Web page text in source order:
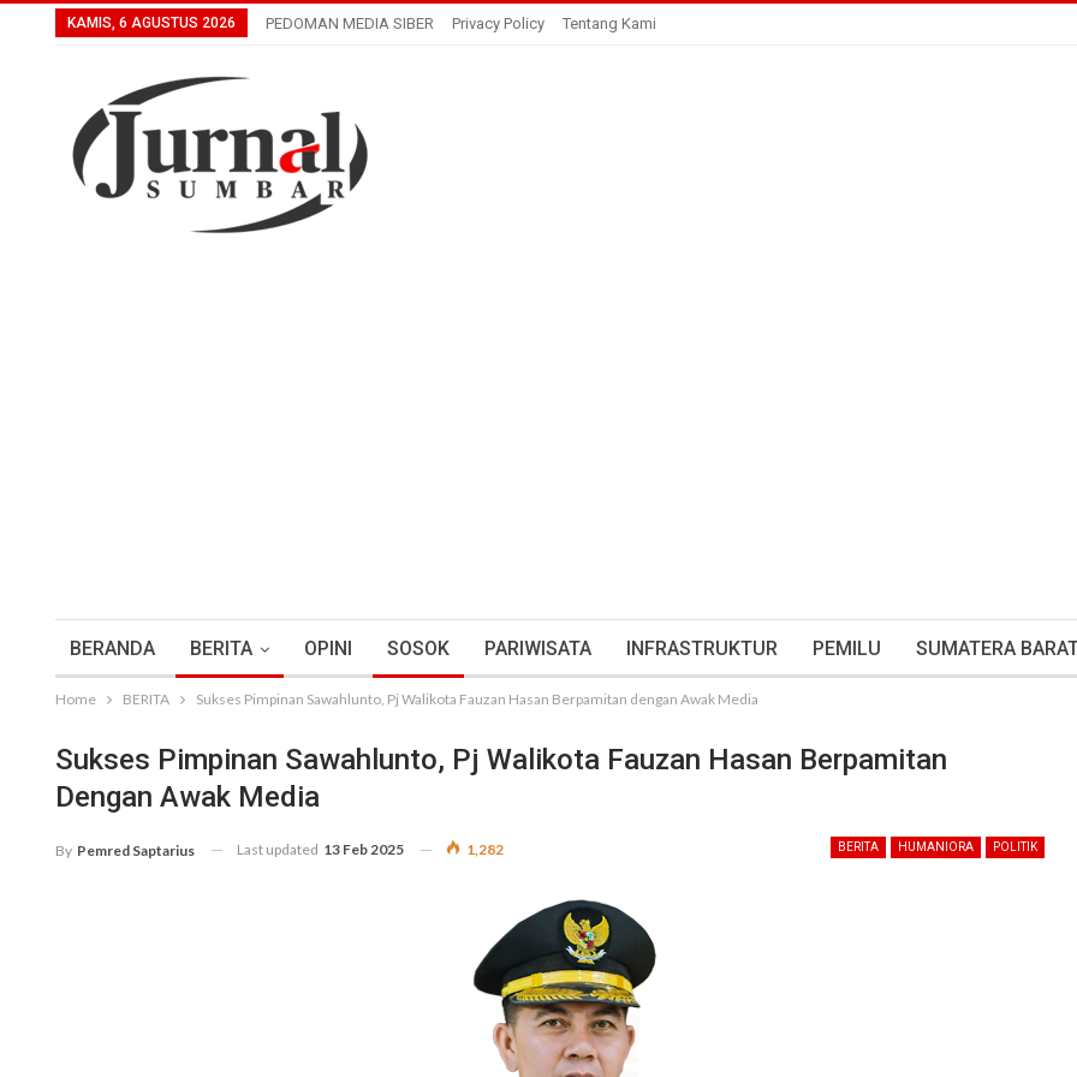
KAMIS, 6 AGUSTUS 2026 PEDOMAN MEDIA SIBER Privacy Policy Tentang Kami
BERANDA BERITA OPINI SOSOK PARIWISATA INFRASTRUKTUR PEMILU SUMATERA
Home BERITA Sukses Pimpinan Sawahlunto, Pj Walikota Fauzan Hasan Berpamitan dengan Awak Media
Sukses Pimpinan Sawahlunto, Pj Walikota Fauzan Hasan Berpamitan
Dengan Awak Media
BERITA HUMANIORA POLITIK
By Pemred Saptarius Last updated 13 Feb 2025 1,282